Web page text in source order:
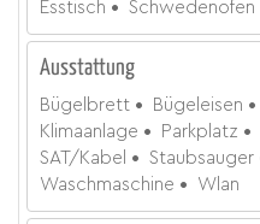
Esstisch Schwedenofen
Ausstattung
Bügelbrett Bügeleisen
Klimaanlage
Parkplatz
SAT/Kabel
Staubsauger
Waschmaschine
Wlan